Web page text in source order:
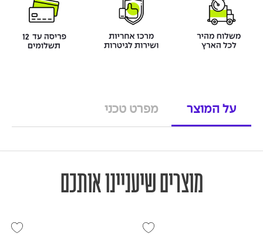
על המוצר מפרט טכני
מוצרים שיעניינו אותכם